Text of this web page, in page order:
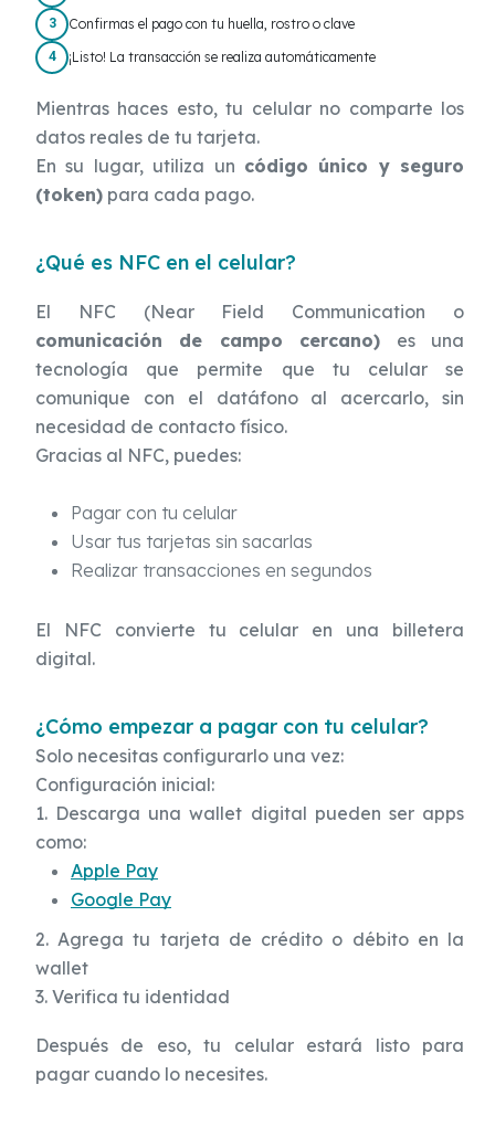
3 Confirmas el pago con tu huella, rostro o clave
4 ¡Listo! La transacción se realiza automáticamente
Mientras haces esto, tu celular no comparte los
datos reales de tu tarjeta.
En su lugar, utiliza un código único y seguro
(token) para cada pago.
¿Qué es NFC en el celular?
El NFC (Near Field Communication o
comunicación de campo cercano) es una
tecnología que permite que tu celular se
comunique con el datáfono al acercarlo, sin
necesidad de contacto físico.
Gracias al NFC, puedes:
Pagar con tu celular
Usar tus tarjetas sin sacarlas
Realizar transacciones en segundos
El NFC convierte tu celular en una billetera
digital.
¿Cómo empezar a pagar con tu celular?
Solo necesitas configurarlo una vez:
Configuración inicial:
1. Descarga una wallet digital pueden ser apps
como:
Apple Pay
Google Pay
2. Agrega tu tarjeta de crédito o débito en la
wallet
3. Verifica tu identidad
Después de eso, tu celular estará listo para
pagar cuando lo necesites.